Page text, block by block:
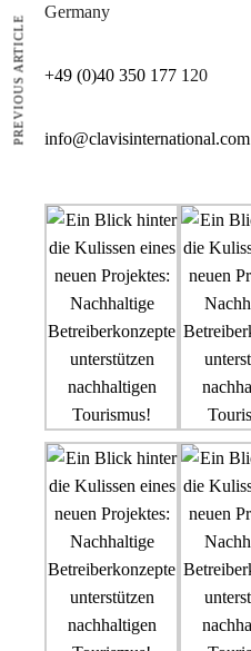
PREVIOUS ARTICLE
Germany
+49 (0)40 350 177 1 20
info@clavisinternational.com